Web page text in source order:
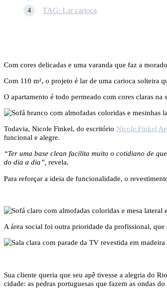
TAG: Lar carioca
Com cores delicadas e uma varanda que faz a
Com 110 m², o projeto é lar de uma carioca solteira
O apartamento é todo permeado com cores claras
Todavia, Nicole Finkel, do escritório Nicole Finkel
funcional e alegre.
“Ter uma base clean facilita muito o cotidiano de
do dia a dia”, revela.
Para reforçar a ideia de funcionalidade, o
A área social foi outra prioridade da profissional, que
Sua cliente queria que seu apê tivesse a alegria do
cidade: as pedras portuguesas que fazem as ondas